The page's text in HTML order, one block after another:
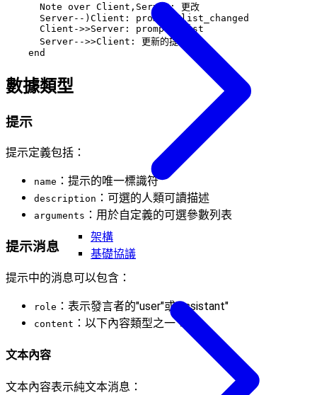
架構
基礎協議
      Note over Client,Server: 更改
      Server--)Client: prompts/list_changed
      Client->>Server: prompts/list
      Server-->>Client: 更新的提示
數據類型
提示
提示定義包括：
name ：提示的唯一標識符
description ：可選的人類可讀描述
arguments ：用於自定義的可選參數列表
提示消息
提示中的消息可以包含：
role ：表示發言者的"user"或"assistant"
content ：以下內容類型之一：
文本內容
文本內容表示純文本消息：